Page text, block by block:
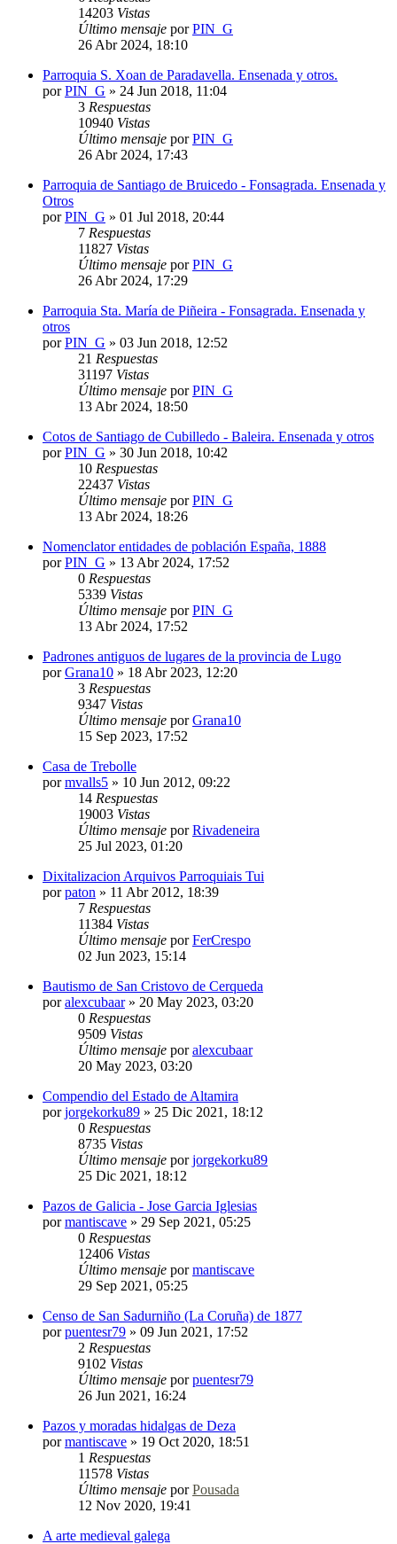
14203 Vistas
Último mensaje porPIN_G
26 Abr 2024, 18:10
Parroquia S. Xoan de Paradavella. Ensenada y otros.
porPIN_G » 24 Jun 2018, 11:04
3 Respuestas
10940 Vistas
Último mensaje porPIN_G
26 Abr 2024, 17:43
Parroquia de Santiago de Bruicedo - Fonsagrada. Ensenada y
Otros
porPIN_G » 01 Jul 2018, 20:44
7 Respuestas
11827 Vistas
Último mensaje porPIN_G
26 Abr 2024, 17:29
Parroquia Sta. María de Piñeira - Fonsagrada. Ensenada y
otros
porPIN_G » 03 Jun 2018, 12:52
21 Respuestas
31197 Vistas
Último mensaje porPIN_G
13 Abr 2024, 18:50
Cotos de Santiago de Cubilledo - Baleira. Ensenada y otros
porPIN_G » 30 Jun 2018, 10:42
10 Respuestas
22437 Vistas
Último mensaje porPIN_G
13 Abr 2024, 18:26
Nomenclator entidades de población España, 1888
porPIN_G » 13 Abr 2024, 17:52
0 Respuestas
5339 Vistas
Último mensaje porPIN_G
13 Abr 2024, 17:52
Padrones antiguos de lugares de la provincia de Lugo
porGrana10 » 18 Abr 2023, 12:20
3 Respuestas
9347 Vistas
Último mensaje porGrana10
15 Sep 2023, 17:52
Casa de Trebolle
pormvalls5 » 10 Jun 2012, 09:22
14 Respuestas
19003 Vistas
Último mensaje porRivadeneira
25 Jul 2023, 01:20
Dixitalizacion Arquivos Parroquiais Tui
porpaton » 11 Abr 2012, 18:39
7 Respuestas
11384 Vistas
Último mensaje porFerCrespo
02 Jun 2023, 15:14
Bautismo de San Cristovo de Cerqueda
poralexcubaar» 20 May 2023, 03:20
0 Respuestas
9509 Vistas
Último mensaje poralexcubaar
20 May 2023, 03:20
Compendio del Estado de Altamira
porjorgekorku89 » 25 Dic 2021, 18:12
0 Respuestas
8735 Vistas
Último mensaje porjorgekorku89
25 Dic 2021, 18:12
Pazos de Galicia - Jose Garcia Iglesias
pormantiscave » 29 Sep 2021, 05:25
0 Respuestas
12406 Vistas
Último mensaje pormantiscave
29 Sep 2021, 05:25
Censo de San Sadurniño (La Coruña) de 1877
porpuentesr79 » 09 Jun 2021, 17:52
2 Respuestas
9102 Vistas
Último mensaje porpuentesr79
26 Jun 2021, 16:24
Pazos y moradas hidalgas de Deza
pormantiscave » 19 Oct 2020, 18:51
1 Respuestas
11578 Vistas
Último mensaje porPousada
12 Nov 2020, 19:41
A arte medieval galega